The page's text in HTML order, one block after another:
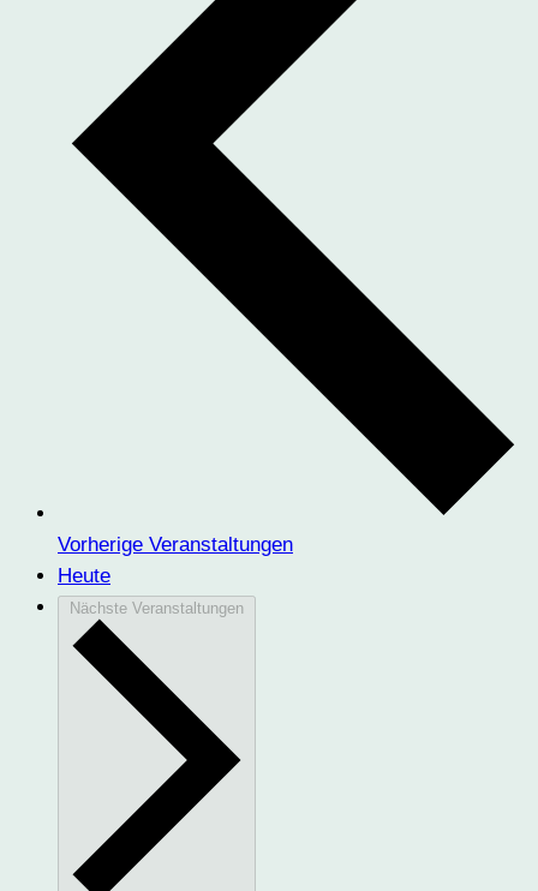
Vorherige Veranstaltungen
Heute
Nächste Veranstaltungen